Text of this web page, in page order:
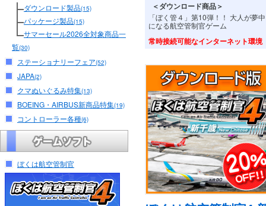
ダウンロード製品(15)
パッケージ製品(15)
サマーセール2026全対象商品一
覧(30)
ステーショナリーフェア(52)
JAPA(2)
クマぬいぐるみ特集(13)
BOEING・AIRBUS新商品特集(19)
コントローラー各種(6)
ぼくは航空管制官
＜ダウンロード商品＞
「ぼく管４」第10弾！！ 大人が夢中
になる航空管制官ゲーム
常時接続可能なインターネット環境